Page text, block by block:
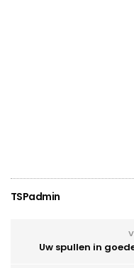
TSPadmin
Uw spullen in